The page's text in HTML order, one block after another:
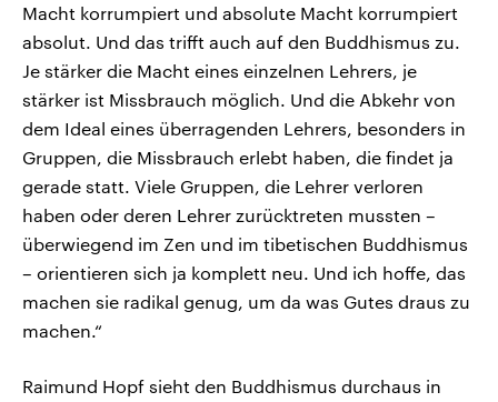
Macht korrumpiert und absolute Macht korrumpiert
absolut. Und das trifft auch auf den Buddhismus zu.
Je stärker die Macht eines einzelnen Lehrers, je
stärker ist Missbrauch möglich. Und die Abkehr von
dem Ideal eines überragenden Lehrers, besonders in
Gruppen, die Missbrauch erlebt haben, die findet ja
gerade statt. Viele Gruppen, die Lehrer verloren
haben oder deren Lehrer zurücktreten mussten –
überwiegend im Zen und im tibetischen Buddhismus
– orientieren sich ja komplett neu. Und ich hoffe, das
machen sie radikal genug, um da was Gutes draus zu
machen.“
Raimund Hopf sieht den Buddhismus durchaus in